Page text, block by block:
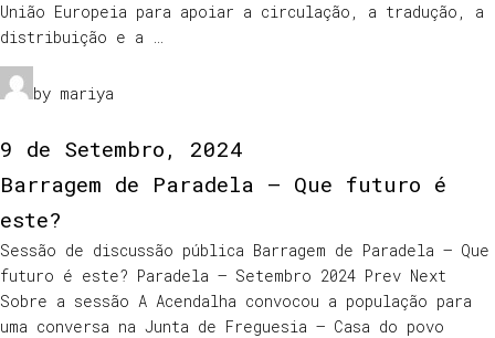
União Europeia para apoiar a circulação, a tradução, a
distribuição e a …
by mariya
9 de Setembro, 2024
Barragem de Paradela – Que futuro é
este?
Sessão de discussão pública Barragem de Paradela – Que
futuro é este? Paradela – Setembro 2024 Prev Next
Sobre a sessão A Acendalha convocou a população para
uma conversa na Junta de Freguesia – Casa do povo